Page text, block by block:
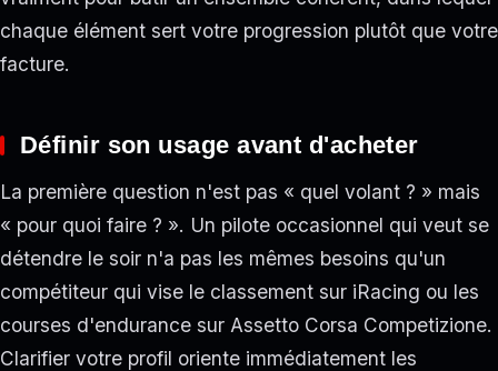
chaque élément sert votre progression plutôt que votre
facture.
Définir son usage avant d'acheter
La première question n'est pas « quel volant ? » mais
« pour quoi faire ? ». Un pilote occasionnel qui veut se
détendre le soir n'a pas les mêmes besoins qu'un
compétiteur qui vise le classement sur iRacing ou les
courses d'endurance sur Assetto Corsa Competizione.
Clarifier votre profil oriente immédiatement les